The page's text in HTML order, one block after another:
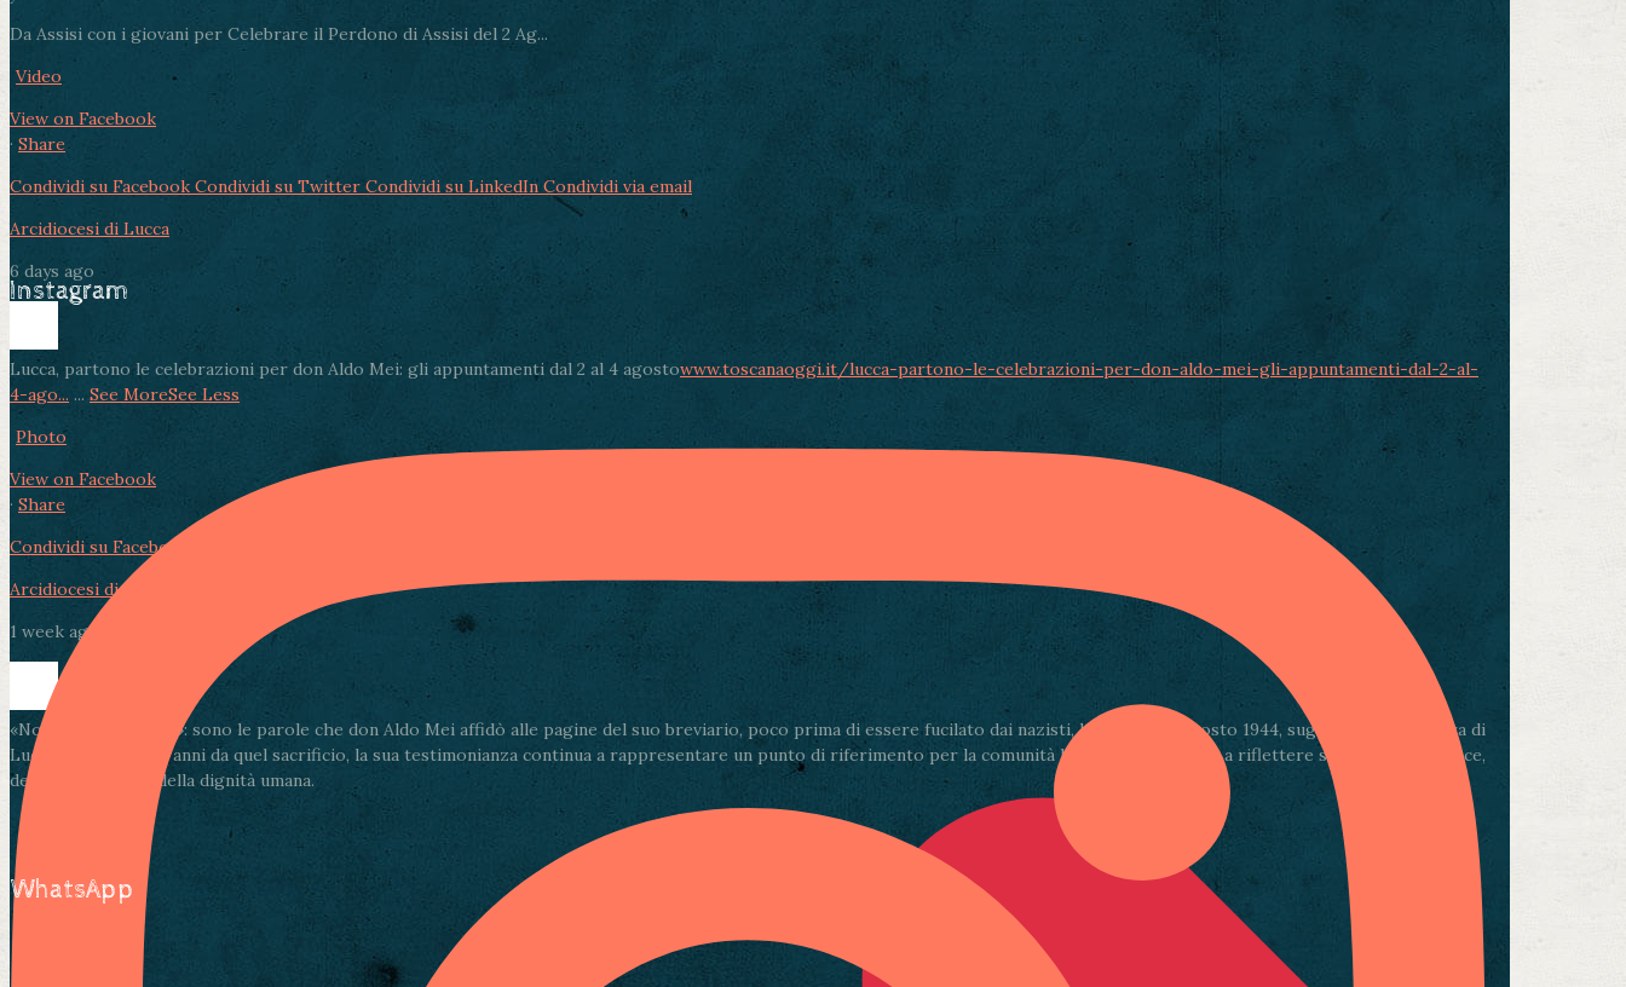
Da Assisi con i giovani per Celebrare il Perdono di Assisi del 2 Ag...
Video
View on Facebook
· Share
Condividi su Facebook Condividi su Twitter Condividi su LinkedIn Condividi via email
Arcidiocesi di Lucca
6 days ago
Lucca, partono le celebrazioni per don Aldo Mei: gli appuntamenti dal 2 al 4 agostowww.toscanaoggi.it/lucca-partono-le-celebrazioni-per-don-aldo-mei-gli-appuntamenti-dal-2-al-
4-ago... ... See MoreSee Less
Photo
View on Facebook
· Share
Condividi su Facebook
Arcidiocesi di Lucca
1 week ago
«Non muore l’amore»: sono le parole che don Aldo Mei affidò alle pagine del suo breviario, poco prima di essere fucilato dai nazisti, la sera del 4 agosto 1944, sugli spalti delle Mura di
Lucca. A ottantadue anni da quel sacrificio, la sua testimonianza continua a rappresentare un punto di riferimento per la comunità lucchese e un invito a riflettere sul valore della pace,
della solidarietà e della dignità umana.
Instagram
WhatsApp